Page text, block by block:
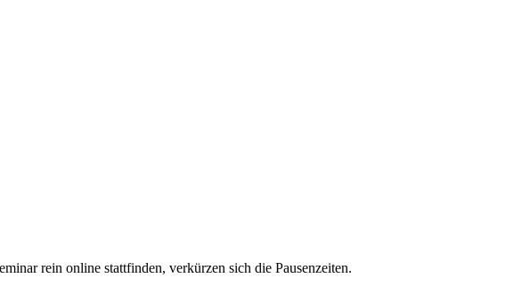
rein online stattfinden, verkürzen sich die Pausenzeiten.